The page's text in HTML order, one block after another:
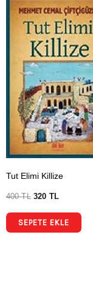
Tut Elimi Killize
400TL 320 TL
SEPETE EKLE